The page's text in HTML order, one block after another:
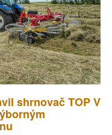
shrnovač TOP V